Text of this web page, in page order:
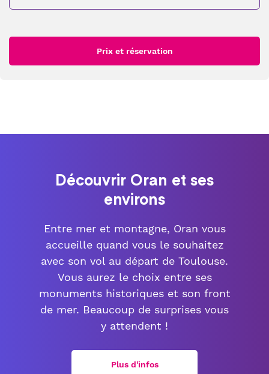
Prix et réservation
Découvrir Oran et ses
environs
Entre mer et montagne, Oran vous
accueille quand vous le souhaitez
avec son vol au départ de Toulouse.
Vous aurez le choix entre ses
monuments historiques et son front
de mer. Beaucoup de surprises vous
y attendent !
Plus d'infos